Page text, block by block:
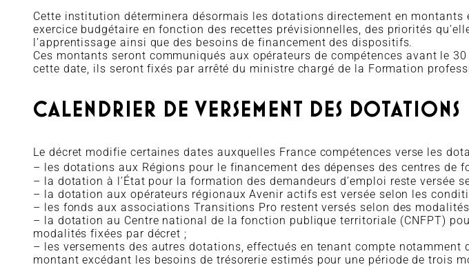
Cette institution déterminera désormais les dotations directement en
exercice budgétaire en fonction des recettes prévisionnelles, des priorités
l’apprentissage ainsi que des besoins de financement des dispositifs.
Ces montants seront communiqués aux opérateurs de compétences avant le
cette date, ils seront fixés par arrêté du ministre chargé de la Formation
CALENDRIER DE VERSEMENT DES DOTATIONS
Le décret modifie certaines dates auxquelles France compétences verse les
– les dotations aux Régions pour le financement des dépenses des centres de
– la dotation à l’État pour la formation des demandeurs d’emploi reste versée
– la dotation aux opérateurs régionaux Avenir actifs est versée selon les
– les fonds aux associations Transitions Pro restent versés selon des
– la dotation au Centre national de la fonction publique territoriale (CNFPT)
modalités fixées par décret ;
– les versements des autres dotations, effectués en tenant compte
montant excédant les besoins de trésorerie estimés pour une période de trois